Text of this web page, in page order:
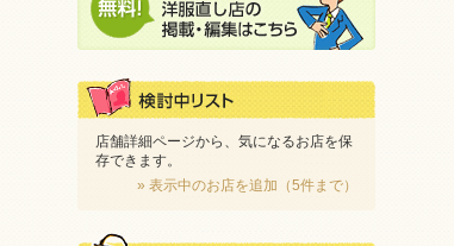
店舗詳細ページから、気になるお店を保
存できます。
» 表示中のお店を追加（5件まで）